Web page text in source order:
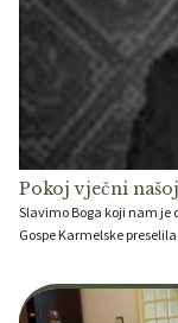
Pokoj vječni
Slavimo Boga koji nam je
Gospe Karmelske